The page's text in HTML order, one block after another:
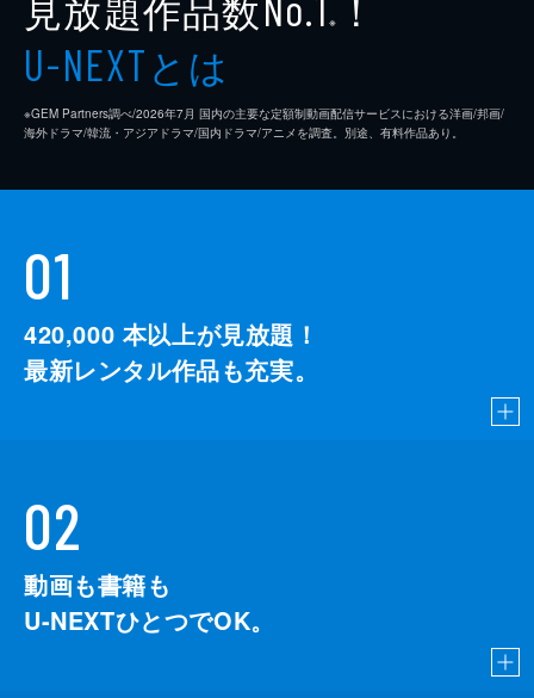
※
U-NEXTとは
※GEM Partners調べ/2026年7⽉ 国内の主要な定額制動画配信サービスにおける洋画/邦画/
海外ドラマ/韓流・アジアドラマ/国内ドラマ/アニメを調査。別途、有料作品あり。
01
420,000 本以上が見放題！
最新レンタル作品も充実。
02
動画も書籍も
U-NEXTひとつでOK。